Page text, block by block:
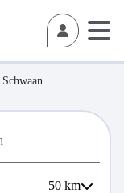
Schwaan
50 km